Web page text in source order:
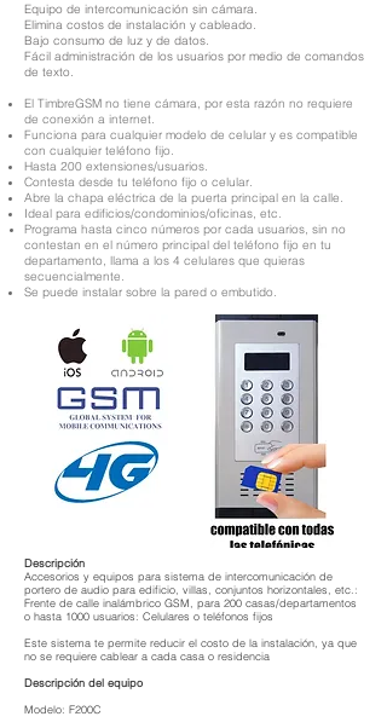
Equipo de intercomunicación sin cámara.
Elimina costos de instalación y cableado.
Bajo consumo de luz y de datos.
Fácil administración de los usuarios por medio de comandos
de texto.
El TimbreGSM no tiene cámara, por esta razón no requiere
de conexión a internet.
Funciona para cualquier modelo de celular y es compatible
con cualquier teléfono fijo.
Hasta 200 extensiones/usuarios.
Contesta desde tu teléfono fijo o celular.
Abre la chapa eléctrica de la puerta principal en la calle.
Ideal para edificios/condominios/oficinas, etc.
Programa hasta cinco números por cada usuarios, sin no
contestan en el número principal del teléfono fijo en tu
departamento, llama a los 4 celulares que quieras
secuencialmente.
Se puede instalar sobre la pared o embutido.
Descripción
Accesorios y equipos para sistema de intercomunicación de
portero de audio para edificio, villas, conjuntos horizontales, etc.:
Frente de calle inalámbrico GSM, para 200 casas/departamentos
o hasta 1000 usuarios: Celulares o teléfonos fijos
Este sistema te permite reducir el costo de la instalación, ya que
no se requiere cablear a cada casa o residencia
Descripción del equipo
Modelo: F200C